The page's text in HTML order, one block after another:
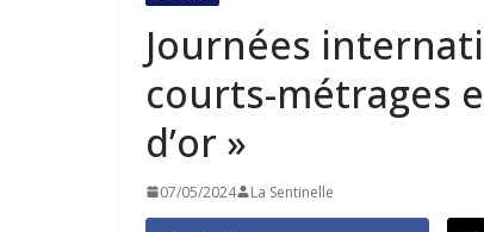
Journées
courts-métrages
d’or »
07/05/2024 La Sentinelle